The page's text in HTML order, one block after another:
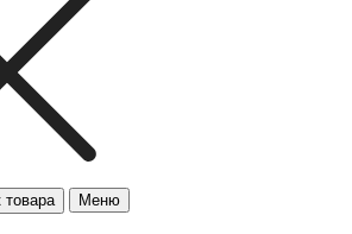
Меню